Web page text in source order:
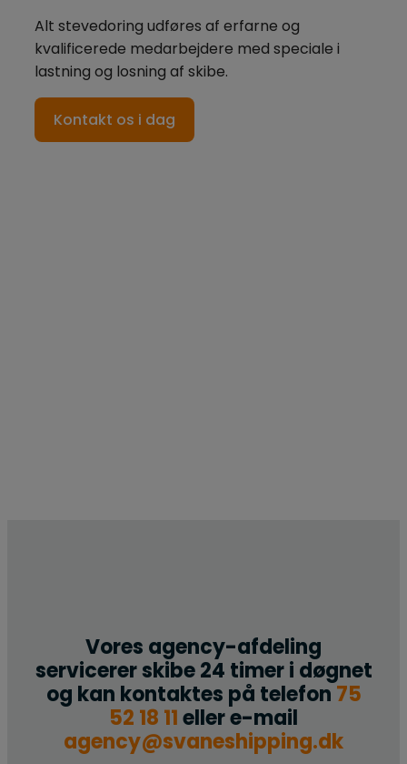
Alt stevedoring udføres af erfarne og
kvalificerede medarbejdere med speciale i
lastning og losning af skibe.
Kontakt os i dag
Vores agency-afdeling
servicerer skibe 24 timer i døgnet
og kan kontaktes på telefon 75
52 18 11eller e-mail
agency@svaneshipping.dk